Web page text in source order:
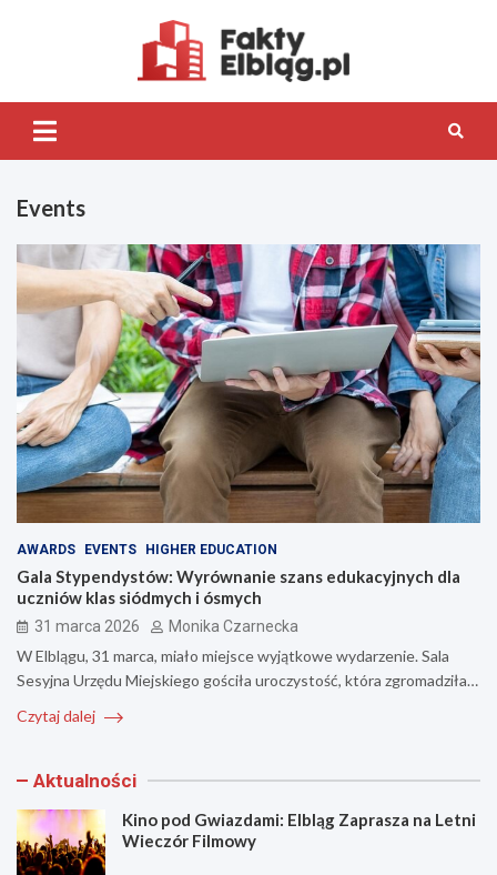
Events
AWARDS EVENTS HIGHER EDUCATION
Gala Stypendystów: Wyrównanie szans edukacyjnych dla
uczniów klas siódmych i ósmych
31 marca 2026 Monika Czarnecka
W Elblągu, 31 marca, miało miejsce wyjątkowe wydarzenie. Sala
Sesyjna Urzędu Miejskiego gościła uroczystość, która zgromadziła…
Czytaj dalej
Aktualności
Kino pod Gwiazdami: Elbląg Zaprasza na Letni
Wieczór Filmowy